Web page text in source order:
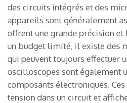
des circuits intégrés et des
appareils sont généralement
offrent une grande précision et
un budget limité, il existe des
qui peuvent toujours effectuer
oscilloscopes sont également
composants électroniques.
tension dans un circuit et